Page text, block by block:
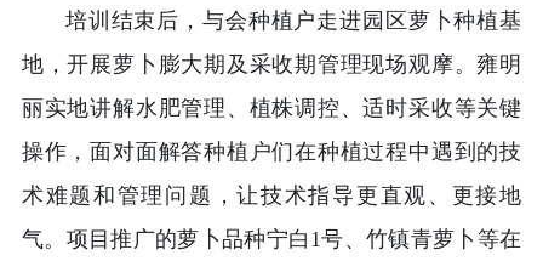
培训结束后，与会种植户走进园区萝卜种植基
地，开展萝卜膨大期及采收期管理现场观摩。雍明
丽实地讲解水肥管理、植株调控、适时采收等关键
操作，面对面解答种植户们在种植过程中遇到的技
术难题和管理问题，让技术指导更直观、更接地
气。项目推广的萝卜品种宁白1号、竹镇青萝卜等在